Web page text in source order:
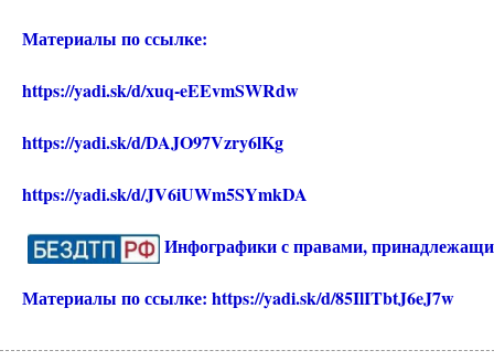
Материалы по ссылке:
https://yadi.sk/d/xuq-eEEvmSWRdw
https://yadi.sk/d/DAJO97Vzry6lKg
https://yadi.sk/d/JV6iUWm5SYmkDA
Инфографики с правами,
Материалы по ссылке: https://yadi.sk/d/85IlITbtJ6eJ7w